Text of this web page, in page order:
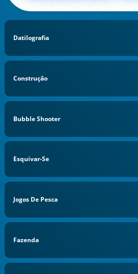
Datilografia
Construção
Bubble Shooter
Esquivar-Se
Jogos De Pesca
Fazenda